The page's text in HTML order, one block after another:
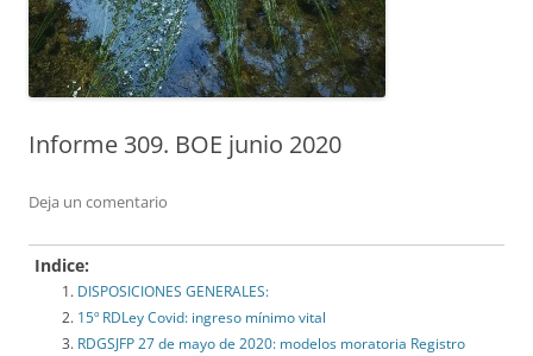
Informe 309. BOE junio 2020
Deja un comentario
Indice:
DISPOSICIONES GENERALES:
15º RDLey Covid: ingreso mínimo vital
RDGSJFP 27 de mayo de 2020: modelos moratoria Registro